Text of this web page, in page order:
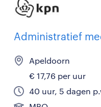
Administratief
Apeldoorn
€ 17,76 per uur
40 uur, 5 dagen